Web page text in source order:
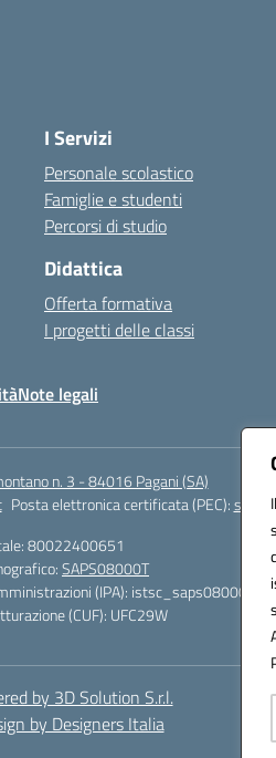
I Servizi
Personale scolastico
Famiglie e studenti
Percorsi di studio
Didattica
Offerta formativa
I progetti delle classi
Note legali
n. 3 - 84016 Pagani (SA)
Posta elettronica certificata (PEC):
80022400651
SAPS08000T
(IPA): istsc_saps08000t
(CUF): UFC29W
by 3D Solution S.r.l.
by Designers Italia